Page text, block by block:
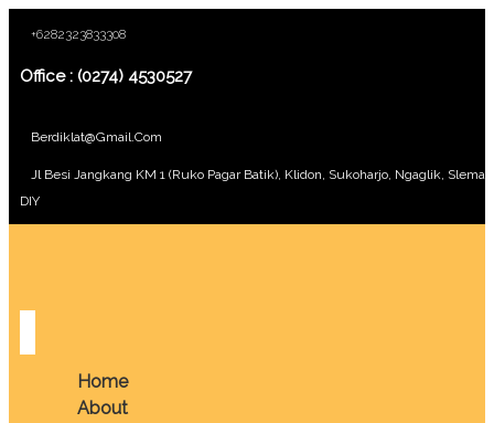
+6282323833308
Office : (0274) 4530527
Berdiklat@gmail.com
Jl Besi Jangkang KM 1 (Ruko Pagar Batik), Klidon, Sukoharjo, Ngaglik,
DIY
Home
About